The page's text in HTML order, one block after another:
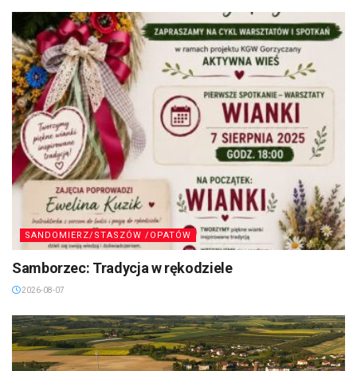
SANDOMIERZ/STASZÓW /OPATÓW
Samborzec: Tradycja w rękodziele
2026-08-07